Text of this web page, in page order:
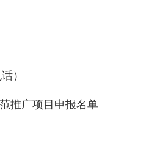
）
推广项目申报名单